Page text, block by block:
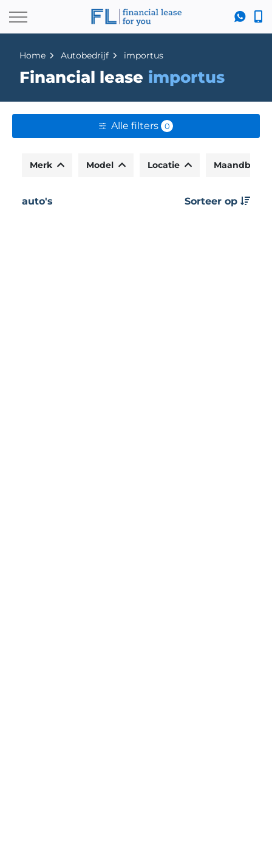
Home Autobedrijf importus
Financial lease importus
Alle filters 0
Merk Model Locatie
auto's Sorteer op